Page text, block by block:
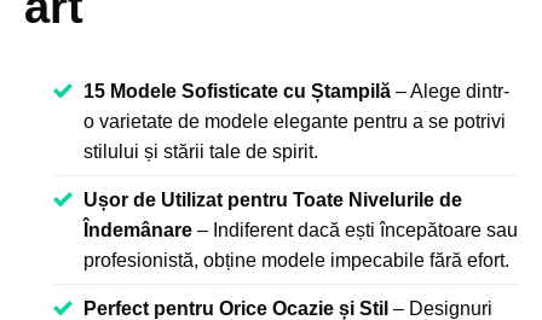
15 Modele Sofisticate cu Ștampilă – Alege dintr-
o varietate de modele elegante pentru a se potrivi
stilului și stării tale de spirit.
Ușor de Utilizat pentru Toate Nivelurile de
Îndemânare – Indiferent dacă ești începătoare sau
profesionistă, obține modele impecabile fără efort.
Perfect pentru Orice Ocazie și Stil – Designuri